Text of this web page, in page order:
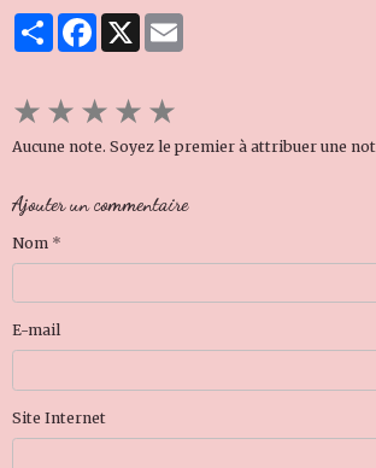
PartagerFacebook
X
★★★★★
Aucune note. Soyez le premier à attribuer une
Ajouter un commentaire
Nom
E-mail
Site Internet